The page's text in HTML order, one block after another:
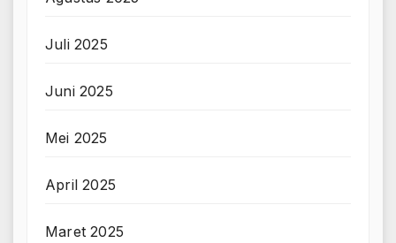
Juli 2025
Juni 2025
Mei 2025
April 2025
Maret 2025